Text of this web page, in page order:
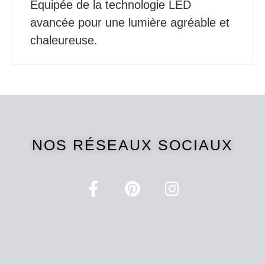
Équipée de la technologie LED
avancée pour une lumière agréable et
chaleureuse.
NOS RÉSEAUX SOCIAUX